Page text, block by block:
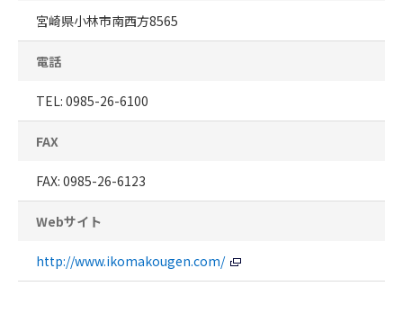
宮崎県小林市南西方8565
電話
TEL: 0985-26-6100
FAX
FAX: 0985-26-6123
Webサイト
http://www.ikomakougen.com/